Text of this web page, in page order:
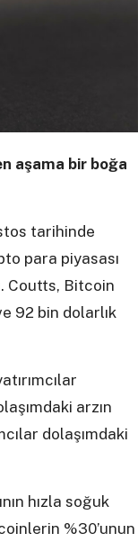
aşama bir boğa
tarihinde
para piyasası
Coutts, Bitcoin
92 bin dolarlık
arzın
dolaşımdaki
hızla soğuk
%30’unun